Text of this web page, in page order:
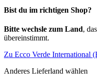
Bist du im richtigen Shop?
Bitte wechsle zum Land,
übereinstimmt.
Zu Ecco Verde International
Anderes Lieferland wählen